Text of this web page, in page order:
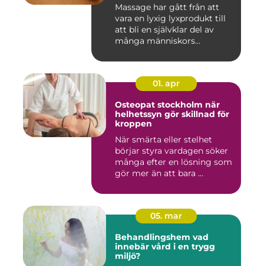
Massage har gått från att
vara en lyxig lyxprodukt till
att bli en självklar del av
många människors...
01. apr
Osteopat stockholm när
helhetssyn gör skillnad för
kroppen
När smärta eller stelhet
börjar styra vardagen söker
många efter en lösning som
gör mer än att bara ...
05. mar
Behandlingshem vad
innebär vård i en trygg
miljö?